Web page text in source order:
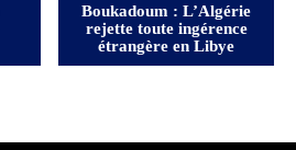
Boukadoum : L’Algérie
rejette toute ingérence
étrangère en Libye